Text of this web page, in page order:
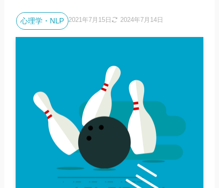
心理学・NLP
心理学・NLP 2021年7月15日 2024年7月14日